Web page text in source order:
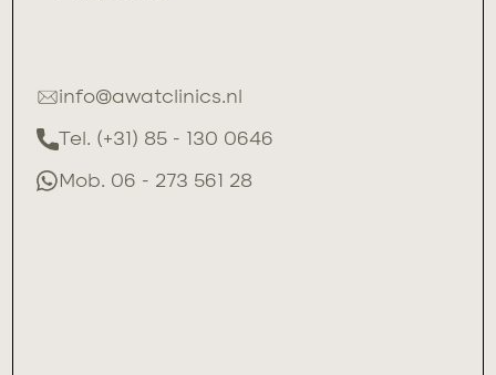
info@awatclinics.nl
Tel. (+31) 85 - 130 0646
Mob. 06 - 273 561 28